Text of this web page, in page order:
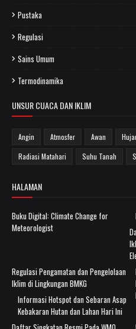
Pustaka
Regulasi
Sains Umum
Termodinamika
UNSUR CUACA DAN IKLIM
Angin Atmosfer Awan
Radiasi Matahari
Suhu Tanah
HALAMAN
Buku Digital: Climate Change for
Meteorologist
Regulasi Pengamatan dan Pengelolaan
Iklim di Lingkungan BMKG
Informasi Hotspot dan Sebaran Asap
Kebakaran Hutan dan Lahan Hari Ini